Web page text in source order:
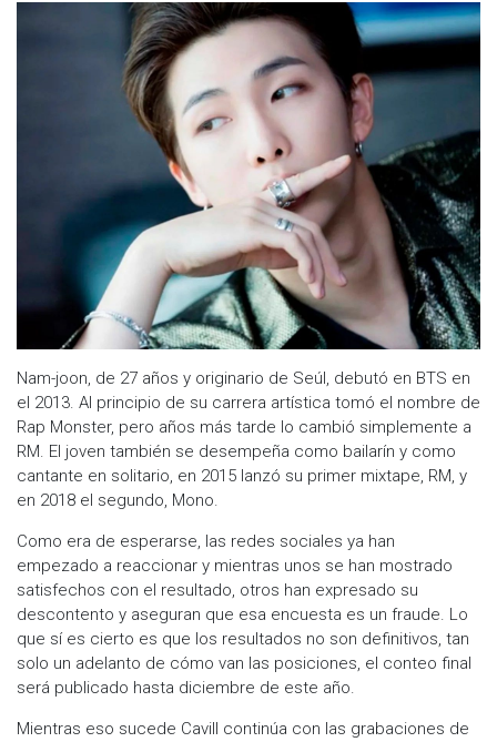
Nam-joon, de 27 años y originario de Seúl, debutó en BTS en
el 2013. Al principio de su carrera artística tomó el nombre de
Rap Monster, pero años más tarde lo cambió simplemente a
RM. El joven también se desempeña como bailarín y como
cantante en solitario, en 2015 lanzó su primer mixtape, RM, y
en 2018 el segundo, Mono.
Como era de esperarse, las redes sociales ya han
empezado a reaccionar y mientras unos se han mostrado
satisfechos con el resultado, otros han expresado su
descontento y aseguran que esa encuesta es un fraude. Lo
que sí es cierto es que los resultados no son definitivos, tan
solo un adelanto de cómo van las posiciones, el conteo final
será publicado hasta diciembre de este año.
Mientras eso sucede Cavill continúa con las grabaciones de